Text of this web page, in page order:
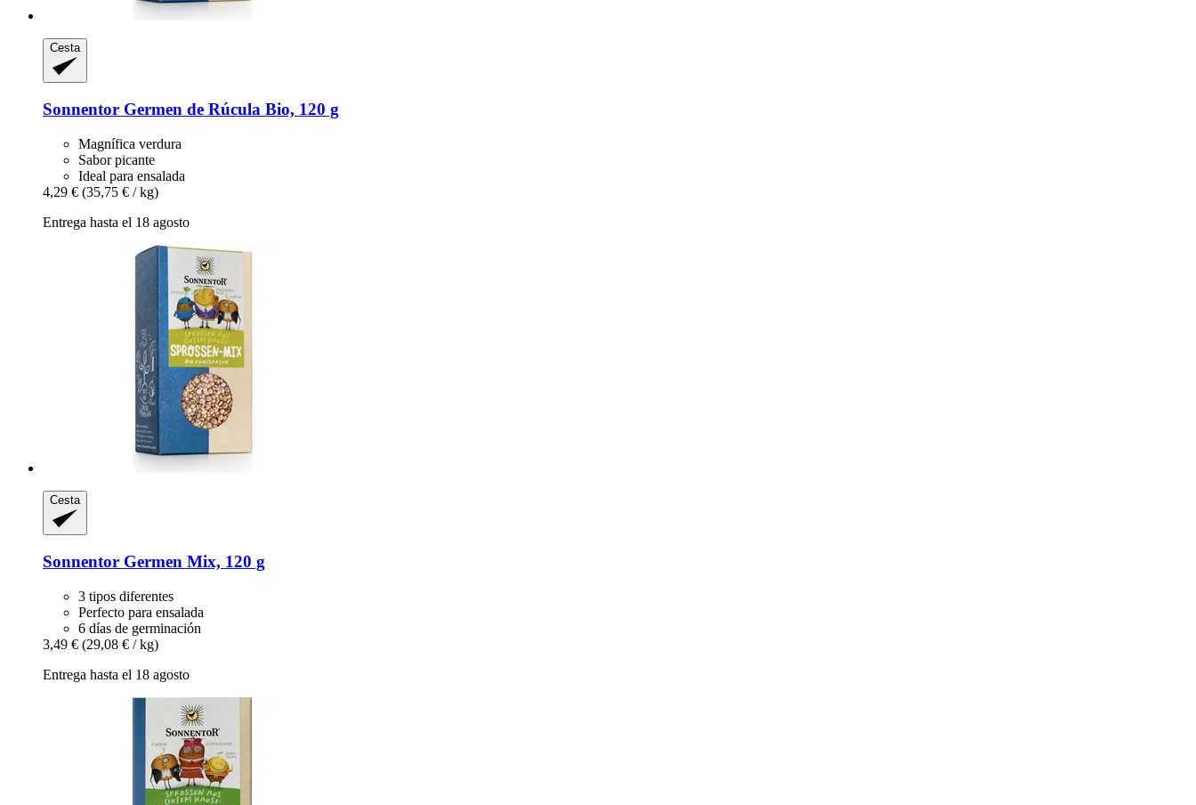
Cesta
Sonnentor Germen de Rúcula Bio, 120 g
Magnífica verdura
Sabor picante
Ideal para ensalada
4,29 € (35,75 € / kg)
Entrega hasta el 18 agosto
Cesta
Sonnentor Germen Mix, 120 g
3 tipos diferentes
Perfecto para ensalada
6 días de germinación
3,49 € (29,08 € / kg)
Entrega hasta el 18 agosto